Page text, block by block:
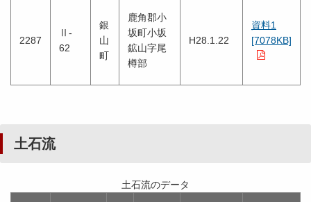
2287
Ⅱ-
62
銀
山
町
鹿角郡小
坂町小坂
鉱山字尾
樽部
H28.1.22
資料1
[7078KB]
土石流
土石流のデータ